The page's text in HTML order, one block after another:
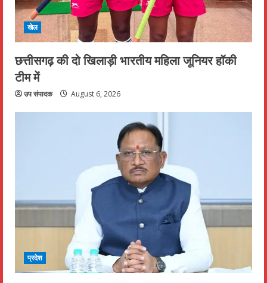
खेल
छत्तीसगढ़ की दो खिलाड़ी भारतीय महिला जूनियर हॉकी
टीम में
उप संपादक August 6, 2026
प्रदेश